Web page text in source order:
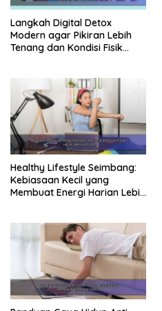
Langkah Digital Detox
Modern agar Pikiran Lebih
Tenang dan Kondisi Fisik
Healthy Lifestyle Seimbang:
Kebiasaan Kecil yang
Membuat Energi Harian Lebih